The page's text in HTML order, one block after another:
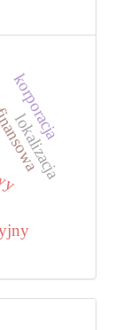
lokalizacja
korporacja